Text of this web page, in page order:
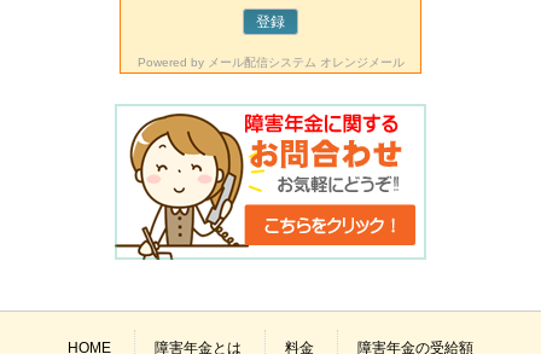
Powered by メール配信システム オレンジメール
HOME 障害年金とは 料金 障害年金の受給額